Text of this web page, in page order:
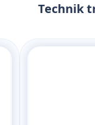
Technik